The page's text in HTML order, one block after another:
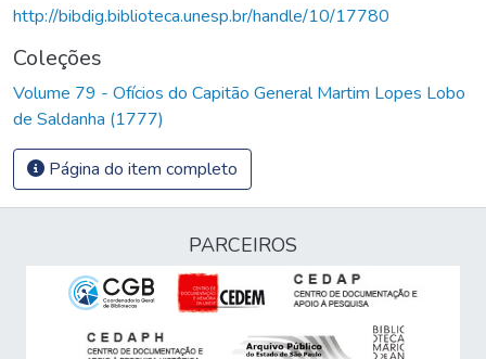
http://bibdig.biblioteca.unesp.br/handle/10/17780
Coleções
Volume 79 - Ofícios do Capitão General Martim Lopes Lobo
de Saldanha (1777)
Página do item completo
PARCEIROS